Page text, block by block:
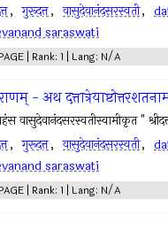
, गुरूदत्त, वासुदेवानंदसरस्वती,
saraswati
| Rank: 1 | Lang: N/A
- अथ
वासुदेवानंदसरस्वतीस्वामीकृत "
, गुरूदत्त, वासुदेवानंदसरस्वती,
saraswati
| Rank: 1 | Lang: N/A